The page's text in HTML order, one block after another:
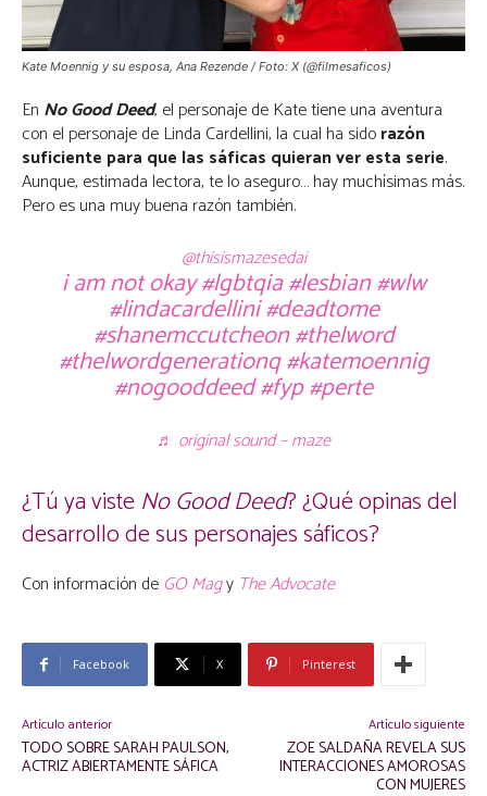
Kate Moennig y su esposa, Ana Rezende / Foto: X (@filmesaficos)
En No Good Deed, el personaje de Kate tiene una aventura
con el personaje de Linda Cardellini, la cual ha sidorazón
suficiente para que las sáficas quieran ver esta serie.
Aunque, estimada lectora, te lo aseguro… hay muchísimas más.
Pero es una muy buena razón también.
@thisismazesedai
i am not okay#lgbtqia#lesbian#wlw
#lindacardellini#deadtome
#shanemccutcheon#thelword
#thelwordgenerationq#katemoennig
#nogooddeed#fyp#perte
♬ original sound – maze
¿Tú ya visteNo Good Deed? ¿Qué opinas del
desarrollo de sus personajes sáficos?
Con información de GO Magy The Advocate
Facebook X Pinterest
Artículo anterior
TODO SOBRE SARAH PAULSON,
ACTRIZ ABIERTAMENTE SÁFICA
Artículo siguiente
ZOE SALDAÑA REVELA SUS
INTERACCIONES AMOROSAS
CON MUJERES